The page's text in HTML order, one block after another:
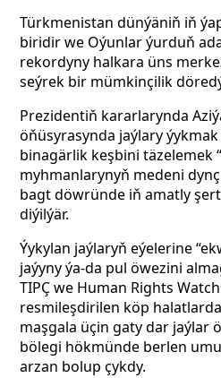
Türkmenistan dünýäniň iň
biridir we Oýunlar ýurduň
rekordyny halkara üns
seýrek bir mümkinçilik
Prezidentiň kararlarynda
öňüsyrasynda jaýlary
binagärlik keşbini täzelemek
myhmanlarynyň medeni
bagt döwründe iň amatly
diýilýär.
Ýykylan jaýlaryň eýelerine
jaýyny ýa-da pul öwezini
TIPÇ we Human Rights
resmileşdirilen köp
maşgala üçin gaty dar jaýlar
bölegi hökmünde berlen
arzan bolup çykdy.